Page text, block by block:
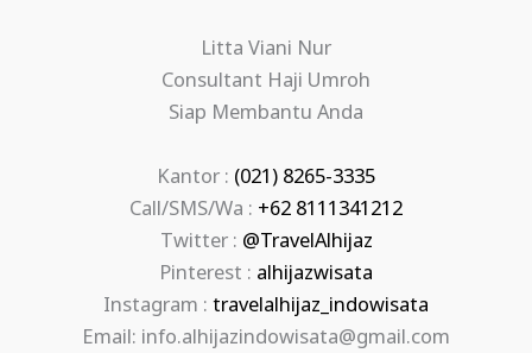
Litta Viani Nur
Consultant Haji Umroh
Siap Membantu Anda
Kantor : (021) 8265-3335
Call/SMS/Wa : +62 8111341212
Twitter : @TravelAlhijaz
Pinterest : alhijazwisata
Instagram : travelalhijaz_indowisata
Email: info.alhijazindowisata@gmail.com